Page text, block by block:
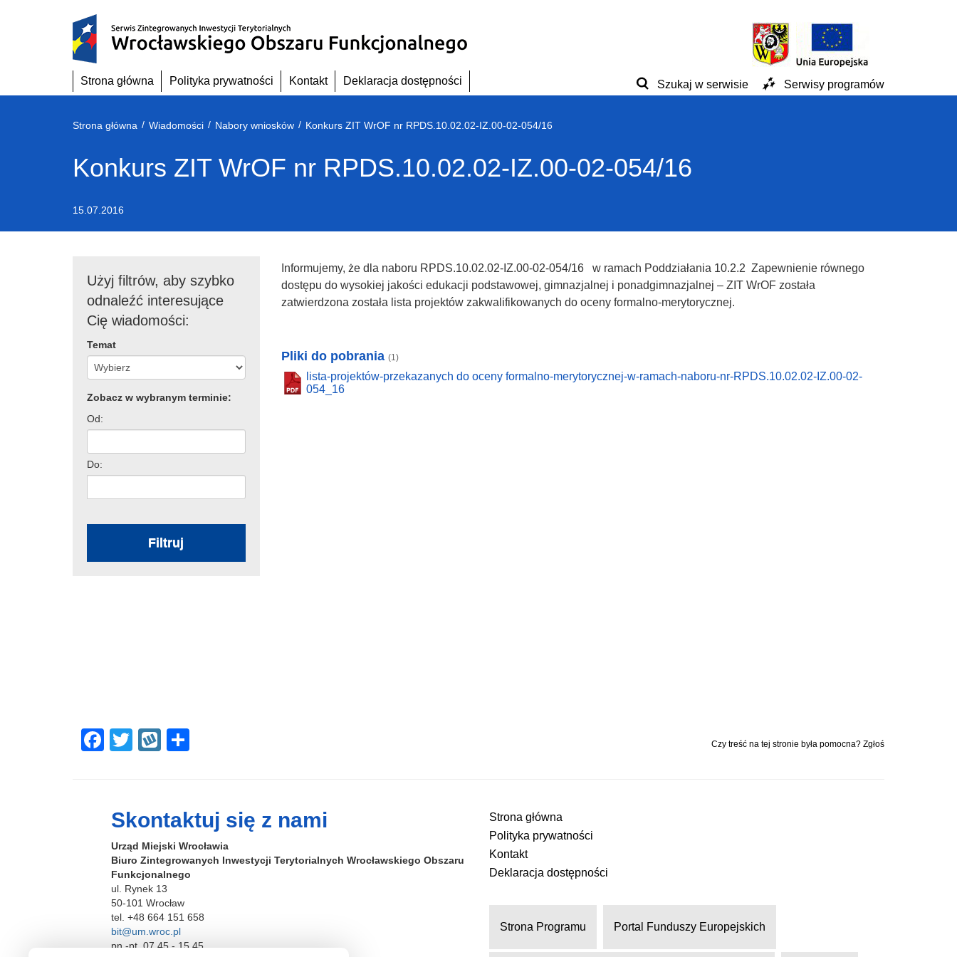
Strona główna Polityka prywatności Kontakt Deklaracja dostępności Szukaj w serwisie Serwisy programów
Strona główna / Wiadomości / Nabory wniosków / Konkurs ZIT WrOF nr RPDS.10.02.02-IZ.00-02-054/16
Konkurs ZIT WrOF nr RPDS.10.02.02-IZ.00-02-054/16
15.07.2016
Użyj filtrów, aby szybko
odnaleźć interesujące
Cię wiadomości:
Temat
Zobacz w wybranym terminie:
Od:
Do:
Filtruj
Informujemy, że dla naboru RPDS.10.02.02-IZ.00-02-054/16 w ramach Poddziałania 10.2.2 Zapewnienie równego
dostępu do wysokiej jakości edukacji podstawowej, gimnazjalnej i ponadgimnazjalnej – ZIT WrOF została
zatwierdzona została lista projektów zakwalifikowanych do oceny formalno-merytorycznej.
F
e
b
o
o
k
T
W
p
e
Pliki do pobrania (1)
lista-projektów-przekazanych do oceny formalno-merytorycznej-w-ramach-naboru-nr-RPDS.10.02.02-IZ.00-02-
054_16
Czy treść na tej stronie była pomocna? Zgłoś
Skontaktuj się z nami
Urząd Miejski Wrocławia
Biuro Zintegrowanych Inwestycji Terytorialnych Wrocławskiego Obszaru
Funkcjonalnego
ul. Rynek 13
50-101 Wrocław
tel. +48 664 151 658
bit@um.wroc.pl
pn.-pt. 07.45 - 15.45
Strona główna
Polityka prywatności
Kontakt
Deklaracja dostępności
Strona Programu Portal Funduszy Europejskich